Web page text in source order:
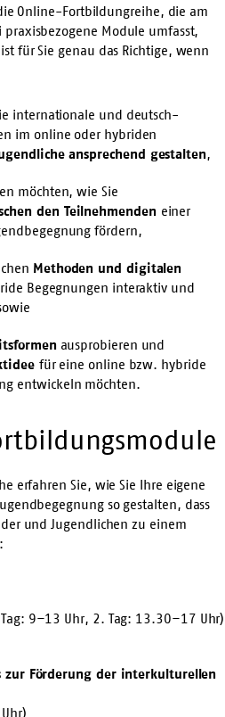
Online-Fortbildungreihe, die am
Module umfasst,
für Sie genau das Richtige, wenn
internationale und deutsch-
im online oder hybriden
ansprechend gestalten,
möchten, wie Sie
den Teilnehmenden einer
fördern,
Methoden und digitalen
Begegnungen interaktiv und
ausprobieren und
für eine online bzw. hybride
entwickeln möchten.
erfahren Sie, wie Sie Ihre eigene
so gestalten, dass
und Jugendlichen zu einem
9–13 Uhr, 2. Tag: 13.30–17 Uhr)
zur Förderung der interkulturellen